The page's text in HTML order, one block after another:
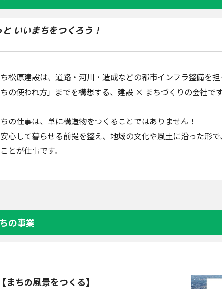
いいまちをつくろう！
松原建設は、道路・河川・造成などの都市インフラ整備を
の使われ方」までを構想する、建設 × まちづくりの会社です
の仕事は、単に構造物をつくることではありません！
心して暮らせる前提を整え、地域の文化や風土に沿った形
とが仕事です。
の事業
まちの風景をつくる】